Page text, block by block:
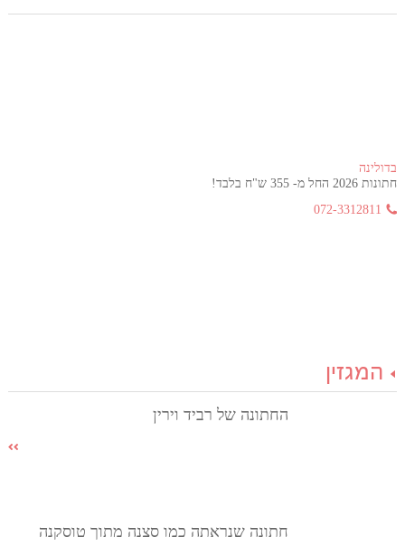
בדולינה
חתונות 2026 החל מ- 355 ש"ח בלבד!
072-3312811
המגזין
החתונה של רביד וירין
חתונה שנראתה כמו סצנה מתוך טוסקנה